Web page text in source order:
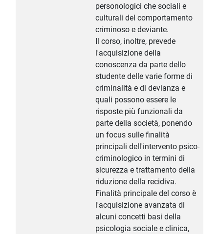
personologici che sociali e
culturali del comportamento
criminoso e deviante.
Il corso, inoltre, prevede
l'acquisizione della
conoscenza da parte dello
studente delle varie forme di
criminalità e di devianza e
quali possono essere le
risposte più funzionali da
parte della società, ponendo
un focus sulle finalità
principali dell'intervento psico-
criminologico in termini di
sicurezza e trattamento della
riduzione della recidiva.
Finalità principale del corso è
l'acquisizione avanzata di
alcuni concetti basi della
psicologia sociale e clinica,